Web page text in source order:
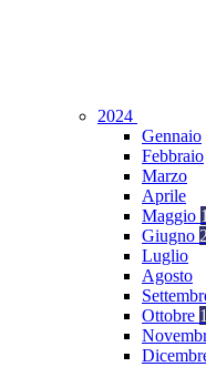
2024
Gennaio
Febbraio
Marzo
Aprile
Maggio 1
Giugno 2
Luglio
Agosto
Ottobre 1